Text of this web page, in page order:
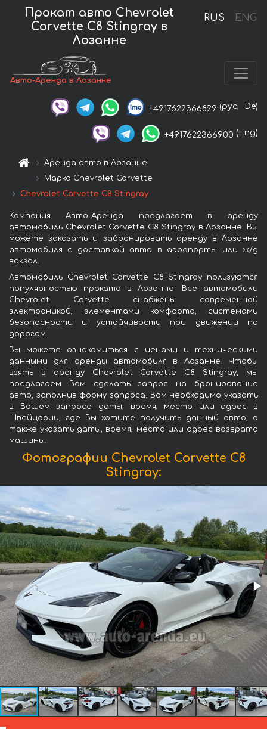
RUS ENG
Прокат авто Chevrolet
Corvette C8 Stingray в
Лозанне
Авто-Аренда в Лозанне
+4917622366899 (рус, De)
+4917622366900 (Eng)
Аренда авто в Лозанне
Марка Chevrolet Corvette
Chevrolet Corvette C8 Stingray
Компания Авто-Аренда предлагает в аренду
автомобиль Chevrolet Corvette C8 Stingray в Лозанне. Вы
можете заказать и забронировать аренду в Лозанне
автомобиля с доставкой авто в аэропорты или ж/д
вокзал.
Автомобиль Chevrolet Corvette C8 Stingray пользуются
популярностью проката в Лозанне. Все автомобили
Chevrolet Corvette снабжены современной
электроникой, элементами комфорта, системами
безопасности и устойчивости при движении по
дорогам.
Вы можете ознакомиться с ценами и техническими
данными для аренды автомобиля в Лозанне. Чтобы
взять в аренду Chevrolet Corvette C8 Stingray, мы
предлагаем Вам сделать запрос на бронирование
авто, заполнив форму запроса. Вам необходимо указать
в Вашем запросе даты, время, место или адрес в
Швейцарии, где Вы хотите получить данный авто, а
также указать даты, время, место или адрес возврата
машины.
Фотографии Chevrolet Corvette C8
Stingray: